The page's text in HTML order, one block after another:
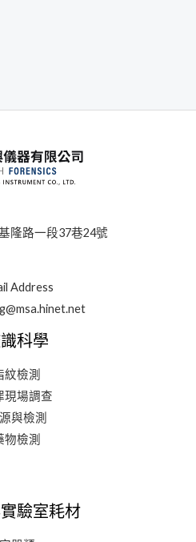
隆路一段37巷24號
Address
科學
紋檢測
現場調查
與檢測
物檢測
驗室耗材